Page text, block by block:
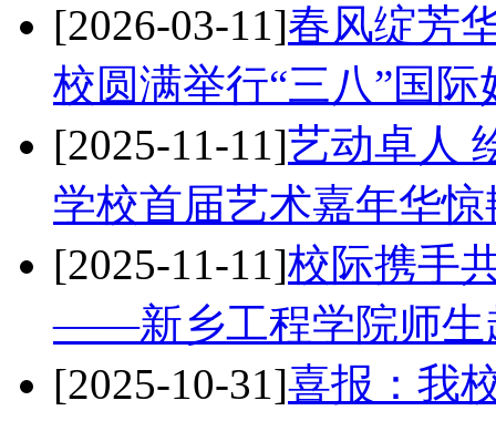
[2026-03-11]春风绽芳
校圆满举行“三八”国
[2025-11-11]艺动卓人
学校首届艺术嘉年华
[2025-11-11]校际携手
——新乡工程学院师生
[2025-10-31]喜报：我